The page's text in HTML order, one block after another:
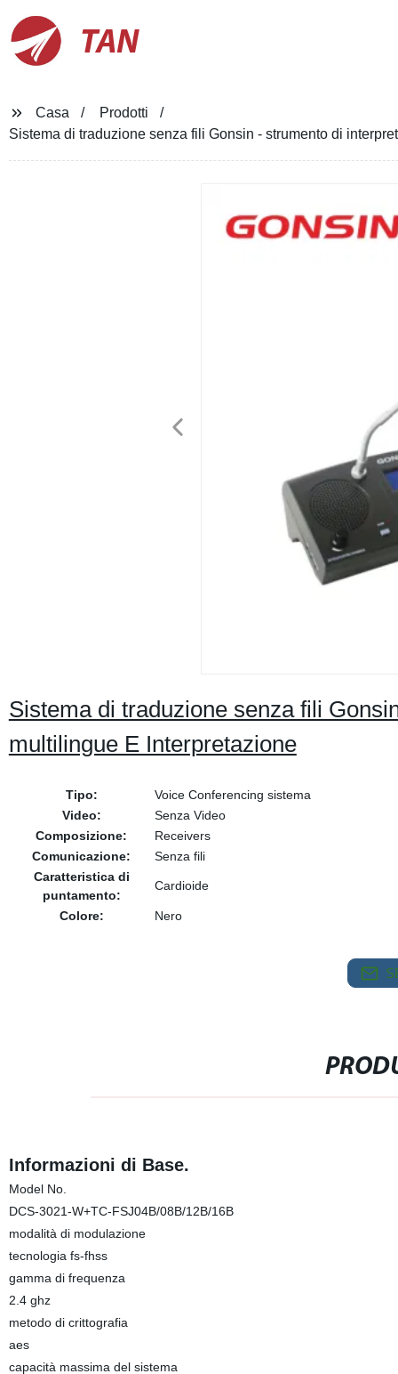
TAN
Casa
Prodotti
Sistema di traduzione senza fili Gonsin - strumento di
Sistema di traduzione senza fili
multilingue E Interpretazione
Tipo:
Voice Conferencing sistema
Video:
Senza Video
Composizione:
Receivers
Comunicazione:
Senza fili
Caratteristica di
puntamento:
Cardioide
Colore: Nero
Informazioni di Base.
Model No.
DCS-3021-W+TC-FSJ04B/08B/12B/16B
modalità di modulazione
tecnologia fs-fhss
gamma di frequenza
2.4 ghz
metodo di crittografia
aes
capacità massima del sistema